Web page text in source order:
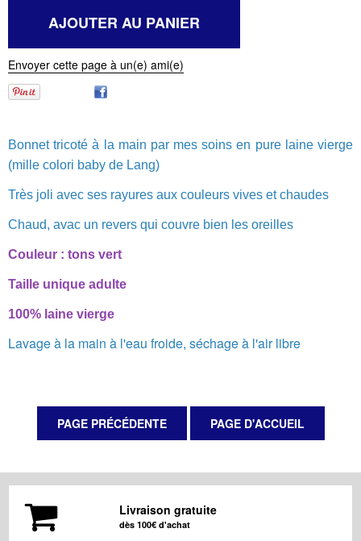
Envoyer cette page à un(e) ami(e)
Bonnet tricoté à la main par mes soins en pure laine vierge
(mille colori baby de Lang)
Très joli avec ses rayures aux couleurs vives et chaudes
Chaud, avac un revers qui couvre bien les oreilles
Couleur : tons vert
Taille unique adulte
100% laine vierge
Lavage à la main à l'eau froide, séchage à l'air libre
Livraison gratuite
dès 100€ d'achat